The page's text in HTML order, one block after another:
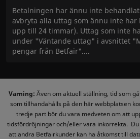
Betalningen har ännu inte
avbryta alla uttag som ännu inte har
upp till 24 timmar). Uttag som inte
under "Väntande uttag" i avsnittet
pengar från Betfair".
Varning: Även om aktuell ställning, tid som
som tillhandahålls på den här webbplatsen
tredje part bör du vara medveten om att
tidsfördröjningar och/eller vara inkorrekta.
att andra Betfairkunder kan ha åtkomst till